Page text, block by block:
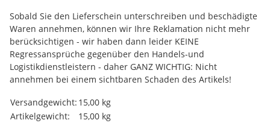
Sobald Sie den Lieferschein unterschreiben und beschädigte
Waren annehmen, können wir Ihre Reklamation nicht mehr
berücksichtigen - wir haben dann leider KEINE
Regressansprüche gegenüber den Handels-und
Logistikdienstleistern - daher GANZ WICHTIG: Nicht
annehmen bei einem sichtbaren Schaden des Artikels!
Produkteigenschaft
Wert
Versandgewicht: 15,00 kg
Artikelgewicht:
15,00 kg